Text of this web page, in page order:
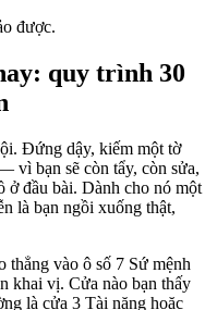
được.
quy trình 30
Đứng dậy, kiếm một tờ
vì bạn sẽ còn tẩy, còn sửa,
ở đầu bài. Dành cho nó một
là bạn ngồi xuống thật,
vào ô số 7 Sứ mệnh
khai vị. Cửa nào bạn thấy
là cửa 3 Tài năng hoặc